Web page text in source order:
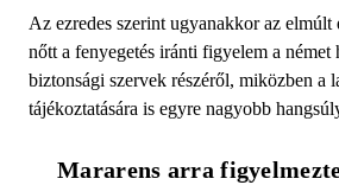
Az ezredes szerint ugyanakkor az elmúlt
nőtt a fenyegetés iránti figyelem a német
biztonsági szervek részéről, miközben a
tájékoztatására is egyre nagyobb
Mararens arra